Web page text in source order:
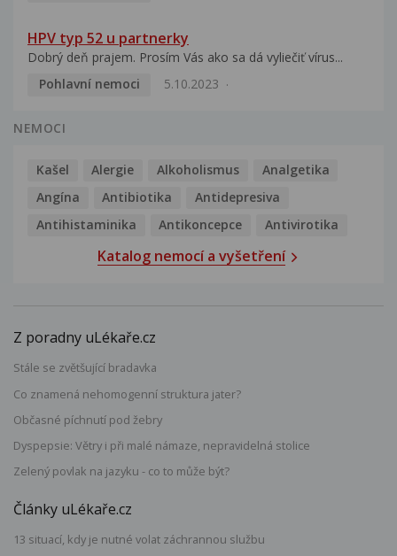
HPV typ 52 u partnerky
Dobrý deň prajem. Prosím Vás ako sa dá vyliečiť vírus...
Pohlavní nemoci
5.10.2023
NEMOCI
Kašel Alergie Alkoholismus
Analgetika
Angína
Antibiotika
Antidepresiva
Antihistaminika
Antikoncepce Antivirotika
Katalog nemocí a vyšetření
Z poradny uLékaře.cz
Stále se zvětšující bradavka
Co znamená nehomogenní struktura jater?
Občasné píchnutí pod žebry
Dyspepsie: Větry i při malé námaze, nepravidelná stolice
Zelený povlak na jazyku - co to může být?
Články uLékaře.cz
13 situací, kdy je nutné volat záchrannou službu